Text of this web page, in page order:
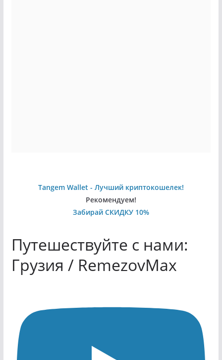
Tangem Wallet - Лучший криптокошелек!
Рекомендуем!
Забирай СКИДКУ 10%
Путешествуйте с нами:
Грузия / RemezovMax